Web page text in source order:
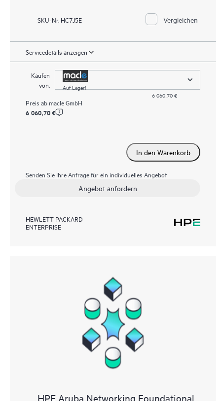
SKU-Nr. HC7J5E Vergleichen
Servicedetails anzeigen
Kaufen
von:
Auf Lager!
6 060,70 €
Preis ab macle GmbH
6 060,70 €
In den Warenkorb
Senden Sie Ihre Anfrage für ein individuelles Angebot
Angebot anfordern
HEWLETT PACKARD
ENTERPRISE
HPE Aruba Networking Foundational